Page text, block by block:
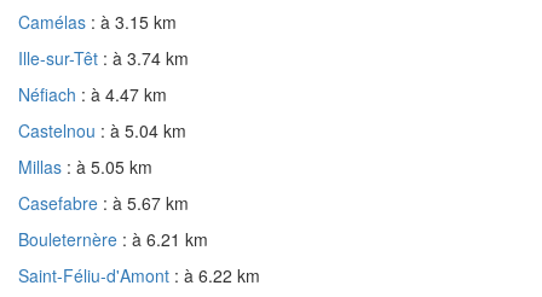
Camélas : à 3.15 km
Ille-sur-Têt : à 3.74 km
Néfiach : à 4.47 km
Castelnou : à 5.04 km
Millas : à 5.05 km
Casefabre : à 5.67 km
Bouleternère : à 6.21 km
Saint-Féliu-d'Amont : à 6.22 km